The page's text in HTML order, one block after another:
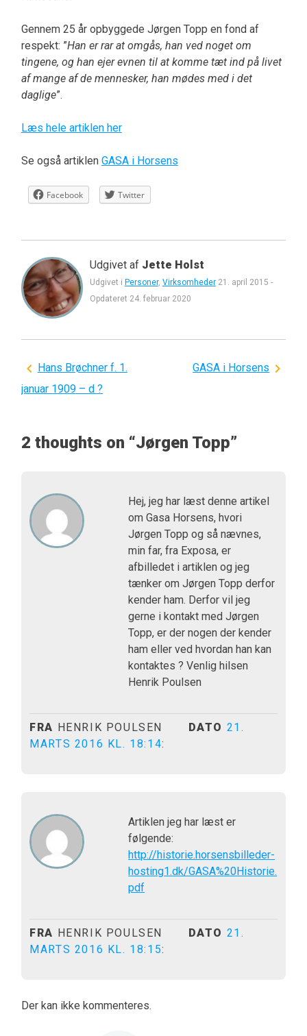
Gennem 25 år opbyggede Jørgen Topp en fond af
respekt: ”Han er rar at omgås, han ved noget om
tingene, og han ejer evnen til at komme tæt ind på livet
af mange af de mennesker, han mødes med i det
daglige”.
Læs hele artiklen her
Se også artiklen GASA i Horsens
Facebook Twitter
Udgivet af Jette Holst
Udgivet i Personer, Virksomheder 21. april 2015 -
Opdateret 24. februar 2020
Indlægsnavigation
Hans Brøchner f. 1.
januar 1909 – d ?
GASA i Horsens
2 thoughts on “Jørgen Topp”
Hej, jeg har læst denne artikel
om Gasa Horsens, hvori
Jørgen Topp og så nævnes,
min far, fra Exposa, er
afbilledet i artiklen og jeg
tænker om Jørgen Topp derfor
kender ham. Derfor vil jeg
gerne i kontakt med Jørgen
Topp, er der nogen der kender
ham eller ved hvordan han kan
kontaktes ? Venlig hilsen
Henrik Poulsen
FRA HENRIK POULSEN DATO 21.
MARTS 2016 KL. 18:14:
Artiklen jeg har læst er
følgende:
http://historie.horsensbilleder-
hosting1.dk/GASA%20Historie.
pdf
FRA HENRIK POULSEN DATO 21.
MARTS 2016 KL. 18:15:
Der kan ikke kommenteres.